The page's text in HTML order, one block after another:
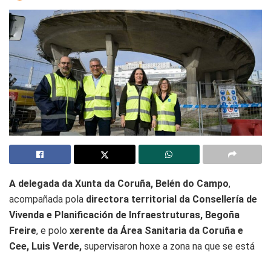
A delegada da Xunta da Coruña, Belén do Campo,
acompañada pola directora territorial da Consellería de
Vivenda e Planificación de Infraestruturas, Begoña
Freire, e polo xerente da Área Sanitaria da Coruña e
Cee, Luis Verde, supervisaron hoxe a zona na que se está